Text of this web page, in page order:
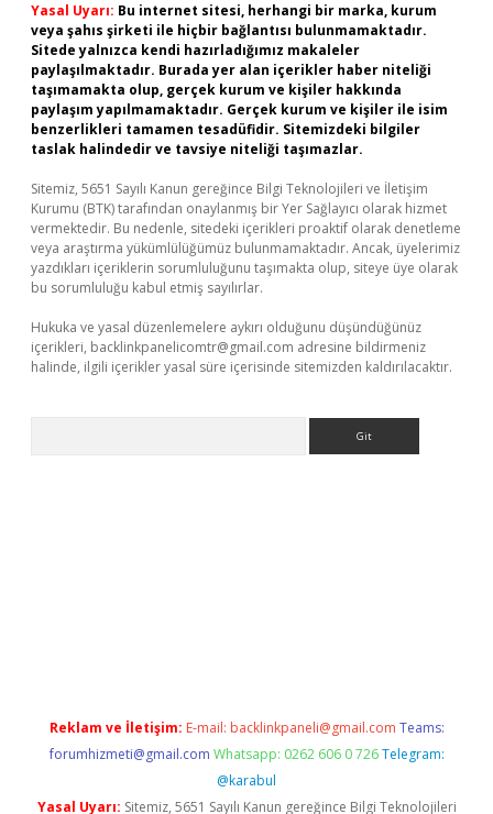
Yasal Uyarı: Bu internet sitesi, herhangi bir marka, kurum
veya şahıs şirketi ile hiçbir bağlantısı bulunmamaktadır.
Sitede yalnızca kendi hazırladığımız makaleler
paylaşılmaktadır. Burada yer alan içerikler haber niteliği
taşımamakta olup, gerçek kurum ve kişiler hakkında
paylaşım yapılmamaktadır. Gerçek kurum ve kişiler ile isim
benzerlikleri tamamen tesadüfidir. Sitemizdeki bilgiler
taslak halindedir ve tavsiye niteliği taşımazlar.
Sitemiz, 5651 Sayılı Kanun gereğince Bilgi Teknolojileri ve İletişim
Kurumu (BTK) tarafından onaylanmış bir Yer Sağlayıcı olarak hizmet
vermektedir. Bu nedenle, sitedeki içerikleri proaktif olarak denetleme
veya araştırma yükümlülüğümüz bulunmamaktadır. Ancak, üyelerimiz
yazdıkları içeriklerin sorumluluğunu taşımakta olup, siteye üye olarak
bu sorumluluğu kabul etmiş sayılırlar.
Hukuka ve yasal düzenlemelere aykırı olduğunu düşündüğünüz
içerikleri, backlinkpanelicomtr@gmail.com adresine bildirmeniz
halinde, ilgili içerikler yasal süre içerisinde sitemizden kaldırılacaktır.
Reklam ve İletişim: E-mail: backlinkpaneli@gmail.com Teams:
forumhizmeti@gmail.com Whatsapp: 0262 606 0 726 Telegram:
@karabul
Yasal Uyarı: Sitemiz, 5651 Sayılı Kanun gereğince Bilgi Teknolojileri